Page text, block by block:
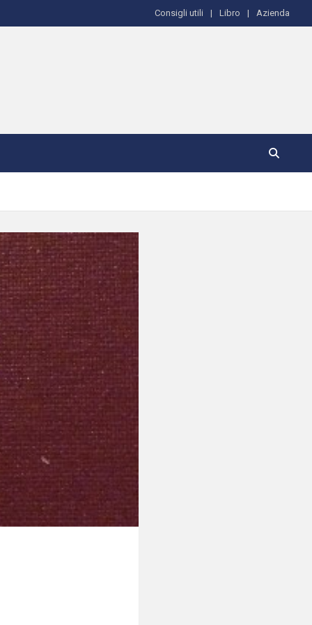
Consigli utili Libro Azienda